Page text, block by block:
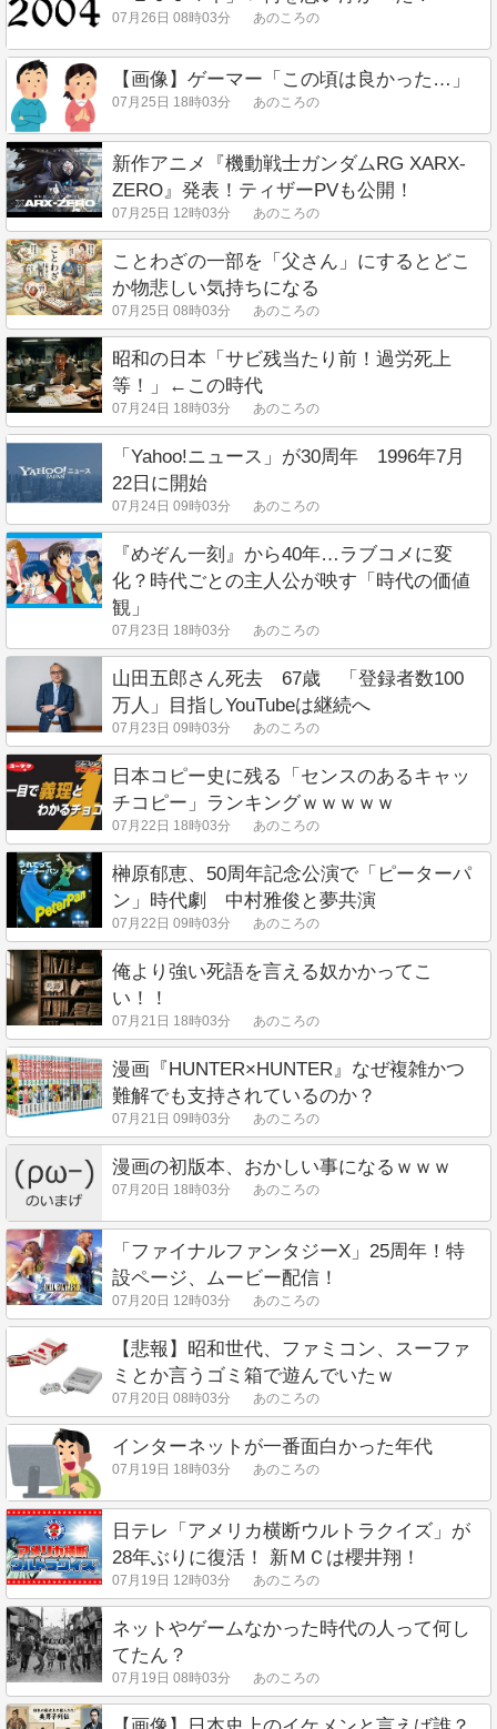
07月26日 08時03分 あのころの
【画像】ゲーマー「この頃は良かった…」
07月25日 18時03分 あのころの
新作アニメ『機動戦士ガンダムRG XARX-
ZERO』発表！ティザーPVも公開！
07月25日 12時03分 あのころの
ことわざの一部を「父さん」にするとどこ
か物悲しい気持ちになる
07月25日 08時03分 あのころの
昭和の日本「サビ残当たり前！過労死上
等！」←この時代
07月24日 18時03分 あのころの
「Yahoo!ニュース」が30周年 1996年7月
22日に開始
07月24日 09時03分 あのころの
『めぞん一刻』から40年…ラブコメに変
化？時代ごとの主人公が映す「時代の価値
観」
07月23日 18時03分 あのころの
山田五郎さん死去 67歳 「登録者数100
万人」目指しYouTubeは継続へ
07月23日 09時03分 あのころの
日本コピー史に残る「センスのあるキャッ
チコピー」ランキングｗｗｗｗｗ
07月22日 18時03分 あのころの
榊原郁恵、50周年記念公演で「ピーターパ
ン」時代劇 中村雅俊と夢共演
07月22日 09時03分 あのころの
俺より強い死語を言える奴かかってこ
い！！
07月21日 18時03分 あのころの
漫画『HUNTER×HUNTER』なぜ複雑かつ
難解でも支持されているのか？
07月21日 09時03分 あのころの
漫画の初版本、おかしい事になるｗｗｗ
07月20日 18時03分 あのころの
「ファイナルファンタジーX」25周年！特
設ページ、ムービー配信！
07月20日 12時03分 あのころの
【悲報】昭和世代、ファミコン、スーファ
ミとか言うゴミ箱で遊んでいたｗ
07月20日 08時03分 あのころの
インターネットが一番面白かった年代
07月19日 18時03分 あのころの
日テレ「アメリカ横断ウルトラクイズ」が
28年ぶりに復活！ 新ＭＣは櫻井翔！
07月19日 12時03分 あのころの
ネットやゲームなかった時代の人って何し
てたん？
07月19日 08時03分 あのころの